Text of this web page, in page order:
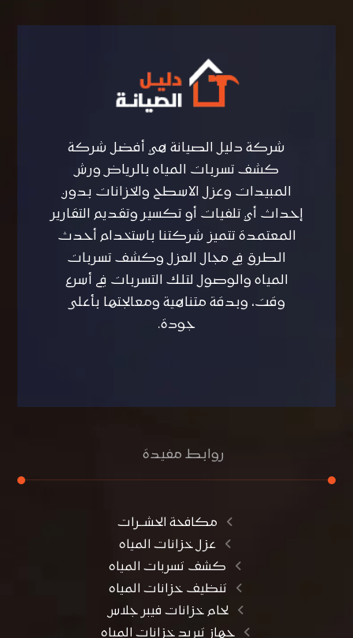
شركة دليل الصيانة هي أفضل شركة
كشف تسربات المياه بالرياض ورش
المبيدات وعزل الاسطح والخزانات بدون
إحداث أي تلفيات أو تكسير وتقديم التقارير
المعتمدة تتميز شركتنا باستخدام أحدث
الطرق في مجال العزل وكشف تسربات
المياه والوصول لتلك التسربات في أسرع
وقت، وبدقة متناهية ومعالجتها بأعلى
جودة.
روابط مفيدة
مكافحة الحشــرات
عزل خزانات المياه
كشف تسربات المياه
تنظيف خزانات المياه
لحام خزانات فيبر جلاس
جهاز تبريد خزانات المياه